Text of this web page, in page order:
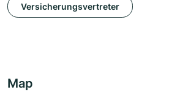
Versicherungsvertreter
Map